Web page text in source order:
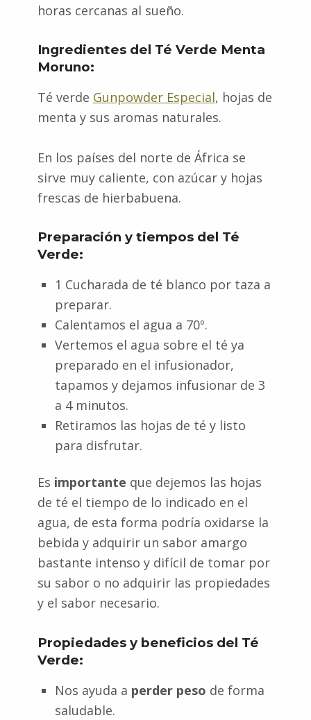
horas cercanas al sueño.
Ingredientes del Té Verde Menta
Moruno:
Té verde Gunpowder Especial, hojas de
menta y sus aromas naturales.
En los países del norte de África se
sirve muy caliente, con azúcar y hojas
frescas de hierbabuena.
Preparación y tiempos del Té
Verde:
1 Cucharada de té blanco por taza a
preparar.
Calentamos el agua a 70º.
Vertemos el agua sobre el té ya
preparado en el infusionador,
tapamos y dejamos infusionar de 3
a 4 minutos.
Retiramos las hojas de té y listo
para disfrutar.
Es importante que dejemos las hojas
de té el tiempo de lo indicado en el
agua, de esta forma podría oxidarse la
bebida y adquirir un sabor amargo
bastante intenso y difícil de tomar por
su sabor o no adquirir las propiedades
y el sabor necesario.
Propiedades y beneficios del Té
Verde:
Nos ayuda a perder peso de forma
saludable.